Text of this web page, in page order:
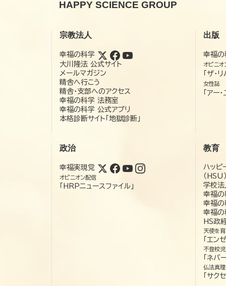
HAPPY SCIENCE GROUP
宗教法人
幸福の科学
大川隆法 公式サイト
メールマガジン
精舎へ行こう
精舎・支部へのアクセス
幸福の科学 法務室
幸福の科学 公式アプリ
本格診断サイト「地獄診断」
出版
幸福の
オピニオ
「ザ・
女性誌
「アー
政治
幸福実現党
オピニオン配信
「HRPニュースファイル」
教育
ハッピ
（HSU）
学校法
幸福の
幸福の
幸福
HS政
天使を
「エン
不登校
「ネバ
仏法真
「サク